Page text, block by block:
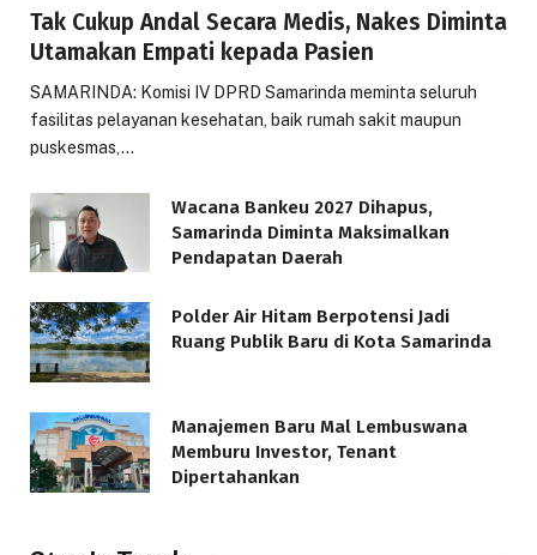
Tak Cukup Andal Secara Medis, Nakes Diminta
Utamakan Empati kepada Pasien
SAMARINDA: Komisi IV DPRD Samarinda meminta seluruh
fasilitas pelayanan kesehatan, baik rumah sakit maupun
puskesmas,…
Wacana Bankeu 2027 Dihapus,
Samarinda Diminta Maksimalkan
Pendapatan Daerah
Polder Air Hitam Berpotensi Jadi
Ruang Publik Baru di Kota Samarinda
Manajemen Baru Mal Lembuswana
Memburu Investor, Tenant
Dipertahankan